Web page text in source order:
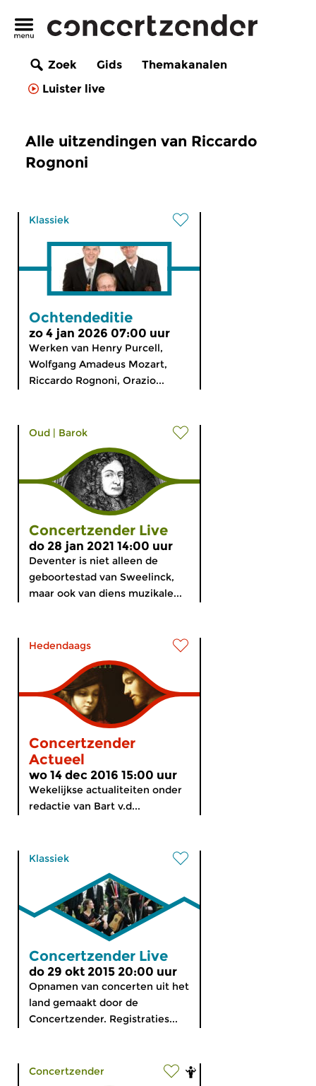
Zoek Gids
Themakanalen
Luister live
Alle uitzendingen van Riccardo
Rognoni
Klassiek
Ochtendeditie
zo 4 jan 2026 07:00 uur
Werken van Henry Purcell,
Wolfgang Amadeus Mozart,
Riccardo Rognoni, Orazio...
Oud | Barok
Concertzender Live
do 28 jan 2021 14:00 uur
Deventer is niet alleen de
geboortestad van Sweelinck,
maar ook van diens muzikale...
Hedendaags
Concertzender
Actueel
wo 14 dec 2016 15:00 uur
Wekelijkse actualiteiten onder
redactie van Bart v.d...
Klassiek
Concertzender Live
do 29 okt 2015 20:00 uur
Opnamen van concerten uit het
land gemaakt door de
Concertzender. Registraties...
Concertzender